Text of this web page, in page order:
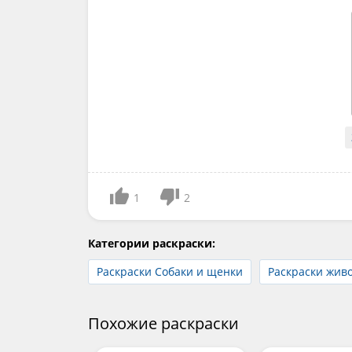
1 2
Категории раскраски:
Раскраски Собаки и щенки
Раскраски
Похожие раскраски